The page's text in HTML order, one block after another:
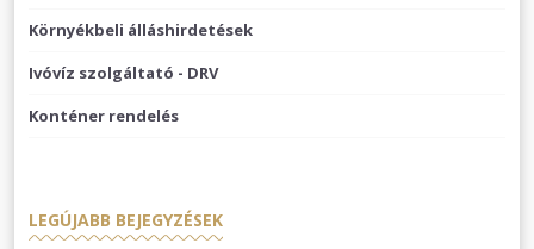
Környékbeli álláshirdetések
Ivóvíz szolgáltató - DRV
Konténer rendelés
LEGÚJABB BEJEGYZÉSEK